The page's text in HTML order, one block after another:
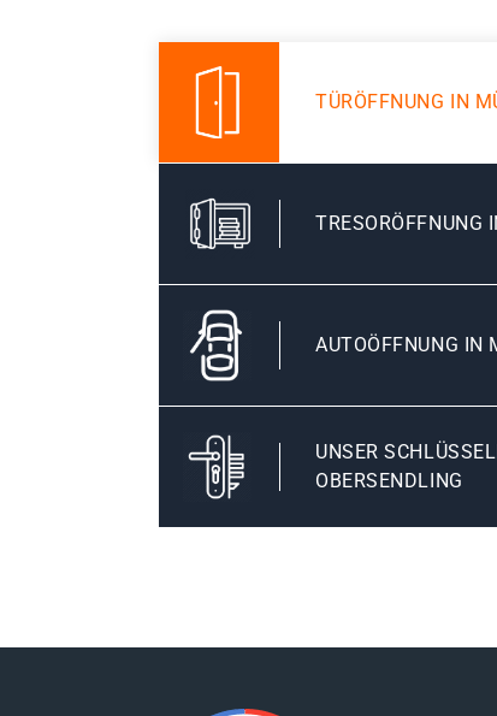
TÜRÖFFNUNG IN
TRESORÖFFNUNG
AUTOÖFFNUNG IN
UNSER
OBERSENDLING